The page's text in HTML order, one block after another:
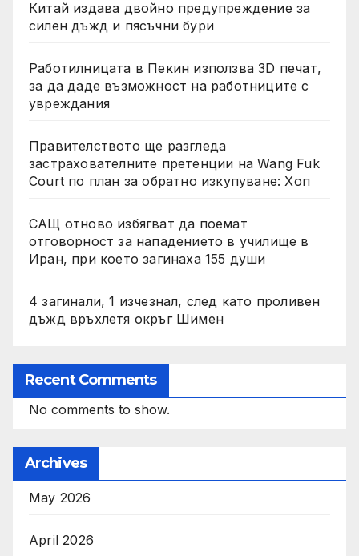
Китай издава двойно предупреждение за
силен дъжд и пясъчни бури
Работилницата в Пекин използва 3D печат,
за да даде възможност на работниците с
увреждания
Правителството ще разгледа
застрахователните претенции на Wang Fuk
Court по план за обратно изкупуване: Хоп
САЩ отново избягват да поемат
отговорност за нападението в училище в
Иран, при което загинаха 155 души
4 загинали, 1 изчезнал, след като проливен
дъжд връхлетя окръг Шимен
Recent Comments
No comments to show.
Archives
May 2026
April 2026